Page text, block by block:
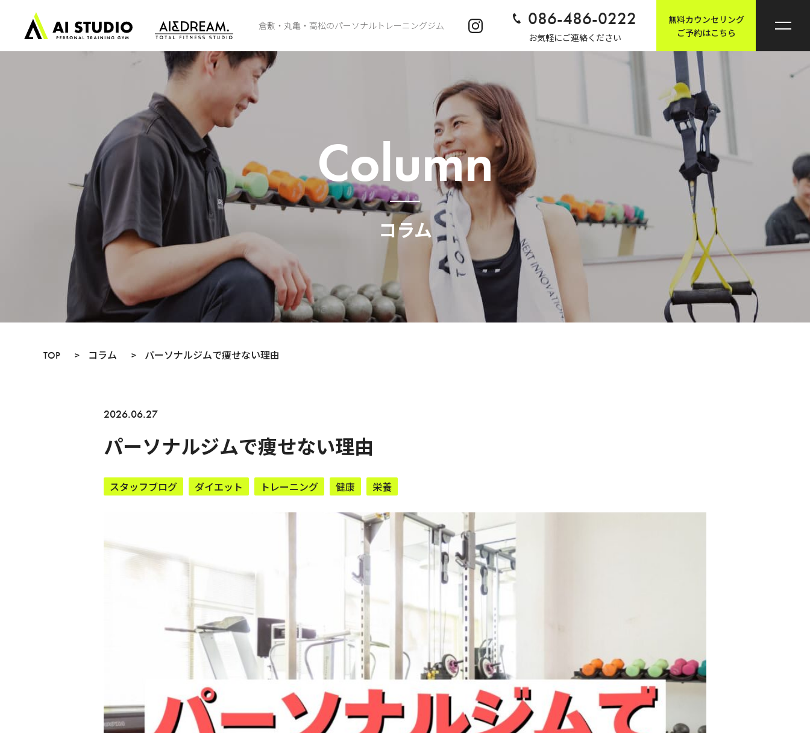
ッ
ー
ジ
倉敷・丸亀・高松のパーソナルトレーニングジム 086-486-0222
お気軽にご連絡ください
無料カウンセリング
ご予約はこちら
Column
コラム
TOP > コラム > パーソナルジムで痩せない理由
2026.06.27
パーソナルジムで痩せない理由
スタッフブログ ダイエット トレーニング 健康 栄養